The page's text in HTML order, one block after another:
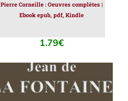
Pierre Corneille : Oeuvres complètes |
Ebook epub, pdf, Kindle
1.79€